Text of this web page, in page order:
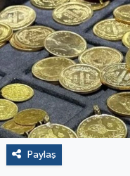
Paylaş
Sağlık
Spor
Yaşam
Çalışma Hayatı
Kadın